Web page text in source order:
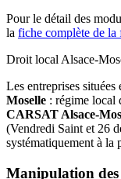
Pour le détail des
la fiche complète de
Droit local Alsace-
Les entreprises
Moselle : régime local
CARSAT Alsace-
(Vendredi Saint et 26
systématiquement à la
Manipulation